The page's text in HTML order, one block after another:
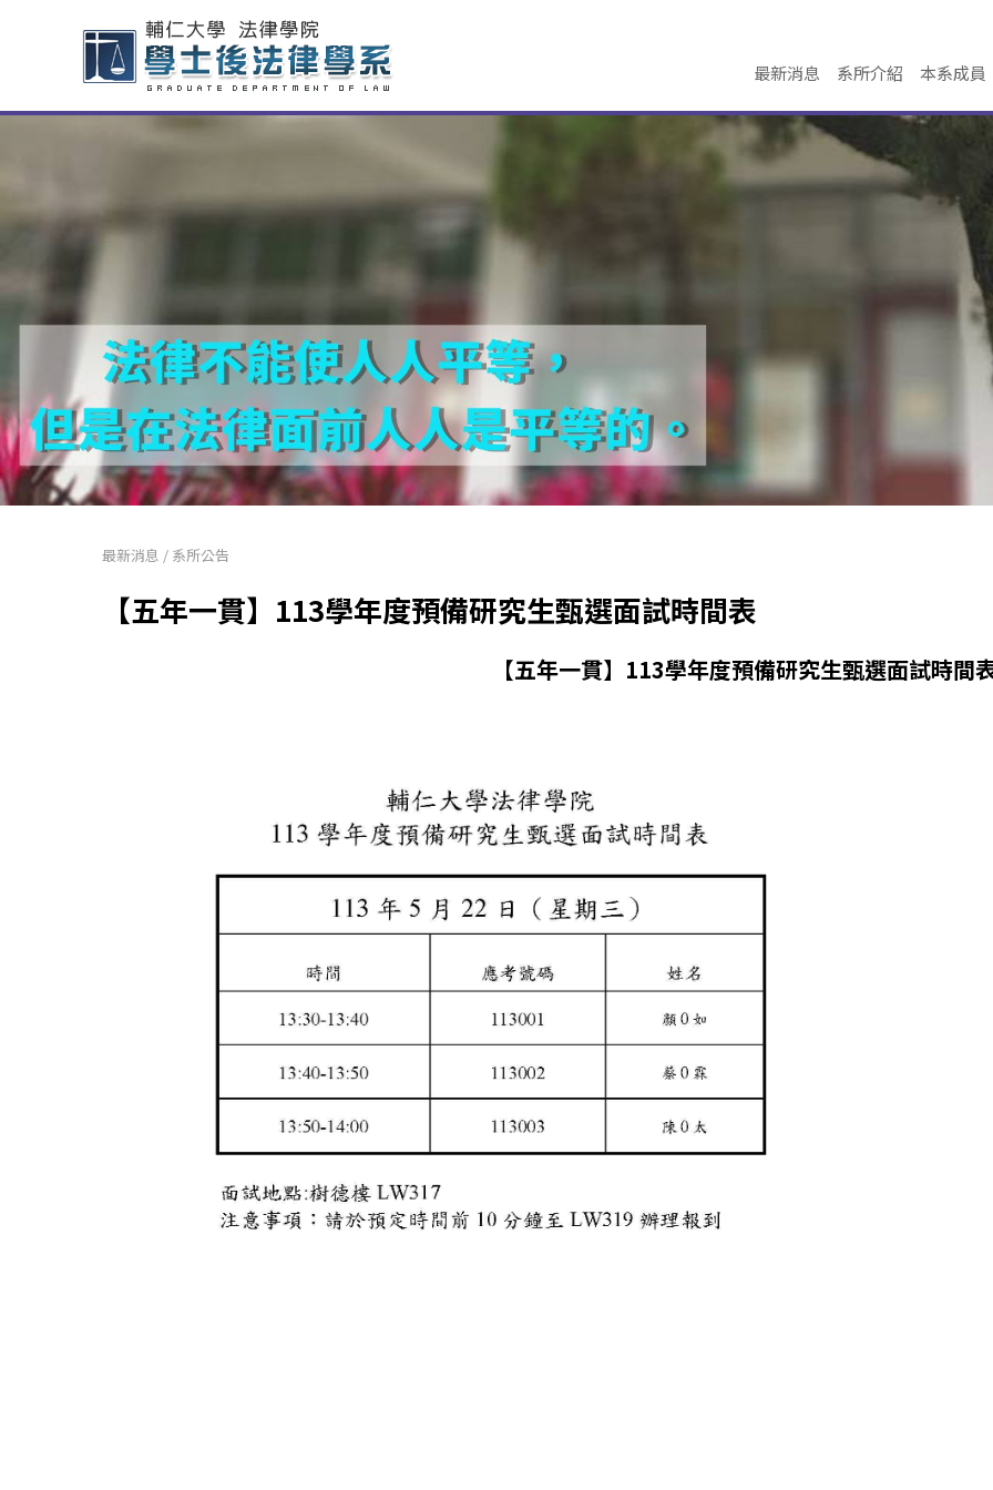
最新消息 系所介紹 本系成員
最新消息 / 系所公告
【五年一貫】113學年度預備研究生甄選面試時間表
【五年一貫】113學年度預備研究生甄選面試時間